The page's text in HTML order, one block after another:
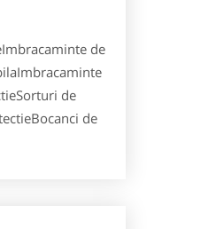
de
de
de